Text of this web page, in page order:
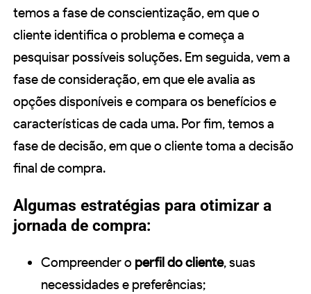
temos a fase de conscientização, em que o
cliente identifica o problema e começa a
pesquisar possíveis soluções. Em seguida, vem a
fase de consideração, em que ele avalia as
opções disponíveis e compara os benefícios e
características de cada uma. Por fim, temos a
fase de decisão, em que o cliente toma a decisão
final de compra.
Algumas estratégias para otimizar a
jornada de compra:
Compreender o perfil do cliente, suas
necessidades e preferências;